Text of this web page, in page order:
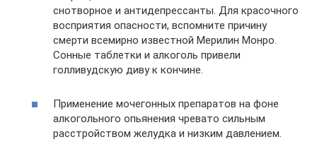
снотворное и антидепрессанты. Для красочного
восприятия опасности, вспомните причину
смерти всемирно известной Мерилин Монро.
Сонные таблетки и алкоголь привели
голливудскую диву к кончине.
Применение мочегонных препаратов на фоне
алкогольного опьянения чревато сильным
расстройством желудка и низким давлением.